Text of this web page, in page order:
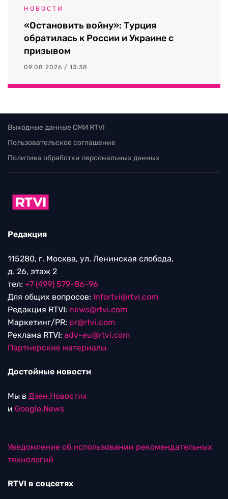
НОВОСТИ
«Остановить войну»: Турция
обратилась к России и Украине с
призывом
09.08.2026 / 13:38
Выходные данные СМИ RTVI
Пользовательское соглашение
Политика обработки персональных данных
Редакция
115280, г. Москва, ул. Ленинская слобода,
д. 26, этаж 2
тел: +7 (499) 579-86-96
Для общих вопросов: Infortvi@rtvi.com
Редакция RTVI: news@rtvi.com
Маркетинг/PR: pr@rtvi.com
Реклама RTVI: adv-eu@rtvi.com
Партнерские материалы
Достойные новости
Мы в Дзен.Новостях
и Google.News
Уведомление об использовании рекомендательных
технологий
RTVI в соцсетях